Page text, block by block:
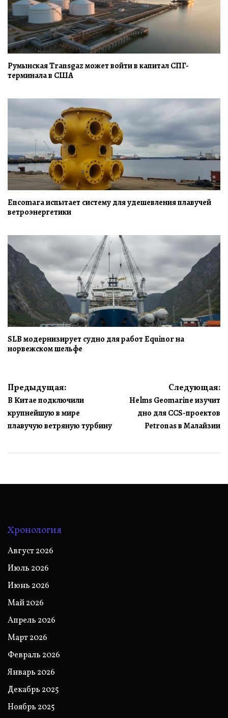
Румынская Transgaz может войти в капитал СПГ-
терминала в США
Encomara испытает систему для удешевления плавучей
ветроэнергетики
SLB модернизирует судно для работ Equinor на
норвежском шельфе
Навигация
по
записям
Предыдущая:
В Китае подключили
крупнейшую в мире
плавучую ветряную турбину
Следующая:
Helms Geomarine изучит
дно для CCS-проектов
Petronas в Малайзии
Хронология
Август 2026
Июль 2026
Июнь 2026
Май 2026
Апрель 2026
Март 2026
Февраль 2026
Январь 2026
Декабрь 2025
Ноябрь 2025